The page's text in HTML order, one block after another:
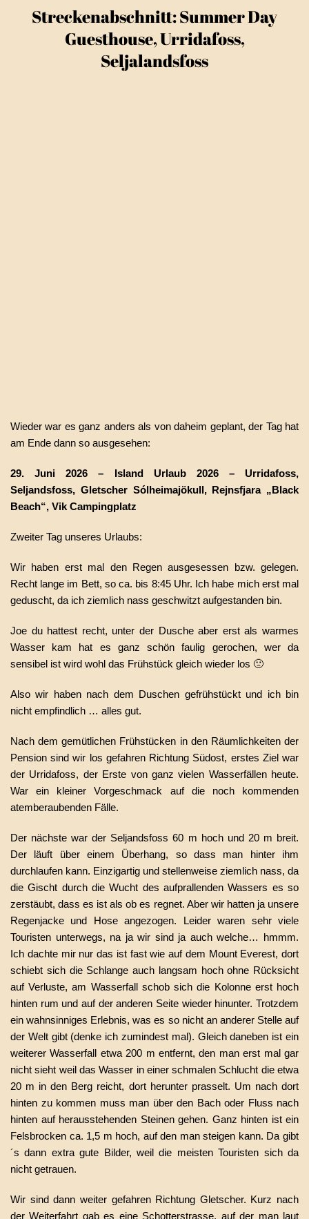
Streckenabschnitt: Summer Day
Guesthouse, Urridafoss,
Seljalandsfoss
Wieder war es ganz anders als von daheim geplant, der Tag hat
am Ende dann so ausgesehen:
29. Juni 2026 – Island Urlaub 2026 – Urridafoss,
Seljandsfoss, Gletscher Sólheimajökull, Rejnsfjara „Black
Beach“, Vik Campingplatz
Zweiter Tag unseres Urlaubs:
Wir haben erst mal den Regen ausgesessen bzw. gelegen.
Recht lange im Bett, so ca. bis 8:45 Uhr. Ich habe mich erst mal
geduscht, da ich ziemlich nass geschwitzt aufgestanden bin.
Joe du hattest recht, unter der Dusche aber erst als warmes
Wasser kam hat es ganz schön faulig gerochen, wer da
sensibel ist wird wohl das Frühstück gleich wieder los 🙁
Also wir haben nach dem Duschen gefrühstückt und ich bin
nicht empfindlich … alles gut.
Nach dem gemütlichen Frühstücken in den Räumlichkeiten der
Pension sind wir los gefahren Richtung Südost, erstes Ziel war
der Urridafoss, der Erste von ganz vielen Wasserfällen heute.
War ein kleiner Vorgeschmack auf die noch kommenden
atemberaubenden Fälle.
Der nächste war der Seljandsfoss 60 m hoch und 20 m breit.
Der läuft über einem Überhang, so dass man hinter ihm
durchlaufen kann. Einzigartig und stellenweise ziemlich nass, da
die Gischt durch die Wucht des aufprallenden Wassers es so
zerstäubt, dass es ist als ob es regnet. Aber wir hatten ja unsere
Regenjacke und Hose angezogen. Leider waren sehr viele
Touristen unterwegs, na ja wir sind ja auch welche… hmmm.
Ich dachte mir nur das ist fast wie auf dem Mount Everest, dort
schiebt sich die Schlange auch langsam hoch ohne Rücksicht
auf Verluste, am Wasserfall schob sich die Kolonne erst hoch
hinten rum und auf der anderen Seite wieder hinunter. Trotzdem
ein wahnsinniges Erlebnis, was es so nicht an anderer Stelle auf
der Welt gibt (denke ich zumindest mal). Gleich daneben ist ein
weiterer Wasserfall etwa 200 m entfernt, den man erst mal gar
nicht sieht weil das Wasser in einer schmalen Schlucht die etwa
20 m in den Berg reicht, dort herunter prasselt. Um nach dort
hinten zu kommen muss man über den Bach oder Fluss nach
hinten auf herausstehenden Steinen gehen. Ganz hinten ist ein
Felsbrocken ca. 1,5 m hoch, auf den man steigen kann. Da gibt
´s dann extra gute Bilder, weil die meisten Touristen sich da
nicht getrauen.
Wir sind dann weiter gefahren Richtung Gletscher. Kurz nach
der Weiterfahrt gab es eine Schotterstrasse, auf der man laut